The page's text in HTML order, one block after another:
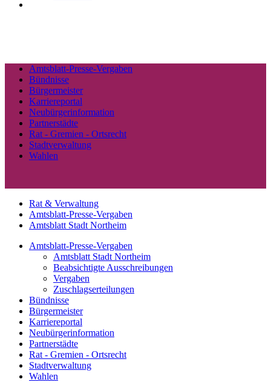
Amtsblatt-Presse-Vergaben
Bündnisse
Bürgermeister
Karriereportal
Neubürgerinformation
Partnerstädte
Rat - Gremien - Ortsrecht
Stadtverwaltung
Wahlen
Rat & Verwaltung
Amtsblatt-Presse-Vergaben
Amtsblatt Stadt Northeim
Amtsblatt-Presse-Vergaben
Amtsblatt Stadt Northeim
Beabsichtigte Ausschreibungen
Vergaben
Zuschlagserteilungen
Bündnisse
Bürgermeister
Karriereportal
Neubürgerinformation
Partnerstädte
Rat - Gremien - Ortsrecht
Stadtverwaltung
Wahlen